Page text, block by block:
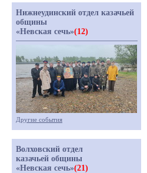
Нижнеудинский отдел казачьей
общины
«Невская сечь»(12)
Другие события
Волховский отдел
казачьей общины
«Невская сечь»(21)